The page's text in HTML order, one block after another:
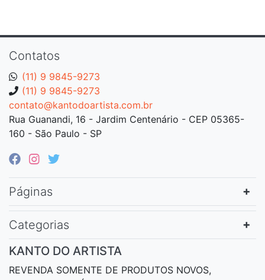
Contatos
(11) 9 9845-9273
(11) 9 9845-9273
contato@kantodoartista.com.br
Rua Guanandi, 16 - Jardim Centenário - CEP 05365-
160 - São Paulo - SP
Páginas
Categorias
KANTO DO ARTISTA
REVENDA SOMENTE DE PRODUTOS NOVOS,